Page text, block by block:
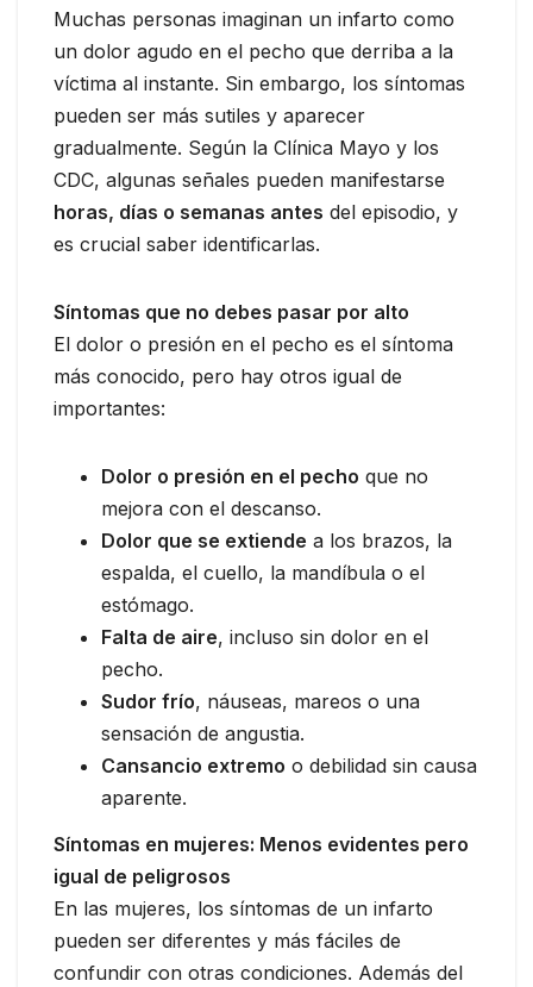
Muchas personas imaginan un infarto como
un dolor agudo en el pecho que derriba a la
víctima al instante. Sin embargo, los síntomas
pueden ser más sutiles y aparecer
gradualmente. Según la Clínica Mayo y los
CDC, algunas señales pueden manifestarse
horas, días o semanas antes del episodio, y
es crucial saber identificarlas.
Síntomas que no debes pasar por alto
El dolor o presión en el pecho es el síntoma
más conocido, pero hay otros igual de
importantes:
Dolor o presión en el pecho que no
mejora con el descanso.
Dolor que se extiende a los brazos, la
espalda, el cuello, la mandíbula o el
estómago.
Falta de aire, incluso sin dolor en el
pecho.
Sudor frío, náuseas, mareos o una
sensación de angustia.
Cansancio extremo o debilidad sin causa
aparente.
Síntomas en mujeres: Menos evidentes pero
igual de peligrosos
En las mujeres, los síntomas de un infarto
pueden ser diferentes y más fáciles de
confundir con otras condiciones. Además del